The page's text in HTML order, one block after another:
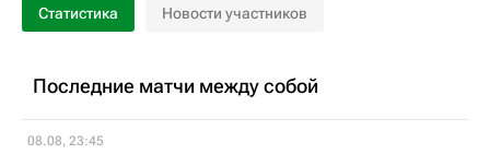
Статистика Новости участников
Последние матчи между собой
08.08, 23:45